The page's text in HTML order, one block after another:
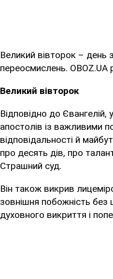
Великий вівторок – день
переосмислень. OBOZ.UA
Великий вівторок
Відповідно до
апостолів із важливими
відповідальності й
про десять дів, про
Страшний суд.
Він також викрив
зовнішня побожність
духовного викриття і